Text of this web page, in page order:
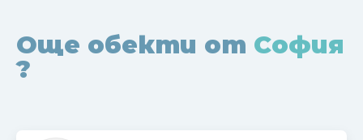
Още обекти от София
?